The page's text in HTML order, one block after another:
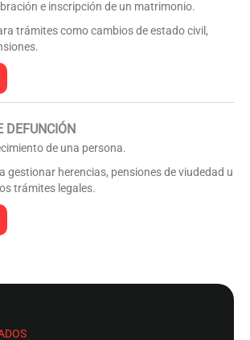
e inscripción de un matrimonio.
trámites como cambios de estado civil,
DEFUNCIÓN
de una persona.
gestionar herencias, pensiones de viudedad u
trámites legales.